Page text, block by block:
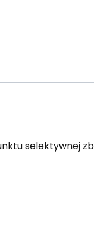
selektywnej